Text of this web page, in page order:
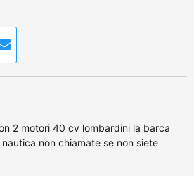
2 motori 40 cv lombardini la barca
non chiamate se non siete